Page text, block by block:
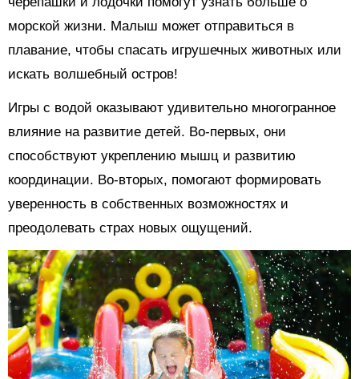
морской жизни. Малыш может отправиться в
плавание, чтобы спасать игрушечных животных или
искать волшебный остров!
Игры с водой оказывают удивительно многогранное
влияние на развитие детей. Во-первых, они
способствуют укреплению мышц и развитию
координации. Во-вторых, помогают формировать
уверенность в собственных возможностях и
преодолевать страх новых ощущений.